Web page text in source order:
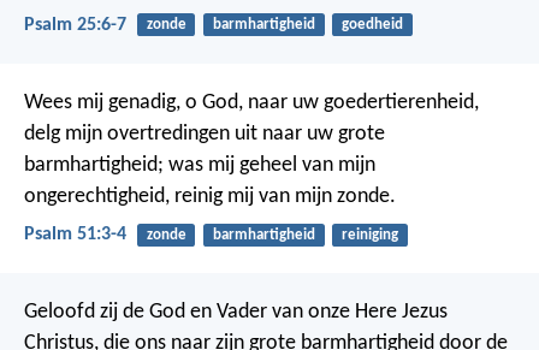
Psalm 25:6-7 zonde barmhartigheid goedheid
Wees mij genadig, o God, naar uw goedertierenheid,
delg mijn overtredingen uit naar uw grote
barmhartigheid; was mij geheel van mijn
ongerechtigheid, reinig mij van mijn zonde.
Psalm 51:3-4 zonde barmhartigheid reiniging
Geloofd zij de God en Vader van onze Here Jezus
Christus, die ons naar zijn grote barmhartigheid door de